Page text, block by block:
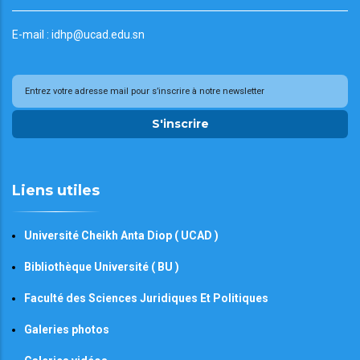
E-mail : idhp@ucad.edu.sn
S'inscrire
Liens utiles
Université Cheikh Anta Diop ( UCAD )
Bibliothèque Université ( BU )
Faculté des Sciences Juridiques Et Politiques
Galeries photos